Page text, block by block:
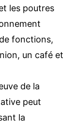
les poutres
fonctions,
un café et
de la
peut
la